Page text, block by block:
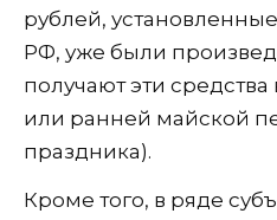
рублей,
РФ, уже были
получают эти
или ранней майской
праздника).
Кроме того, в ряде